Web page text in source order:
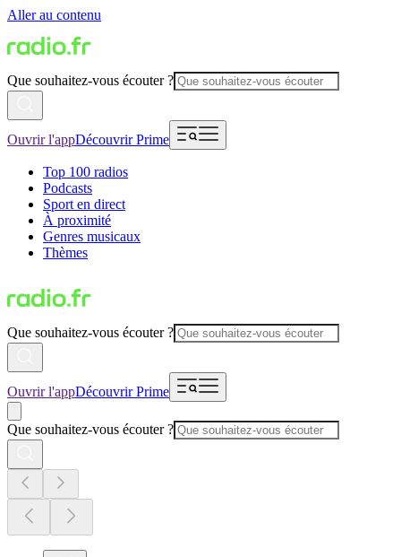
Aller au contenu
Que souhaitez-vous écouter ?
Ouvrir l'appDécouvrir Prime
Top 100 radios
Podcasts
Sport en direct
À proximité
Genres musicaux
Thèmes
Que souhaitez-vous écouter ?
Ouvrir l'appDécouvrir Prime
Que souhaitez-vous écouter ?